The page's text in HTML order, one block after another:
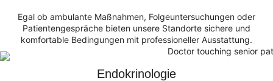
Egal ob ambulante Maßnahmen, Folgeuntersuchungen oder
Patientengespräche bieten unsere Standorte sichere und
komfortable Bedingungen mit professioneller Ausstattung.
Endokrinologie